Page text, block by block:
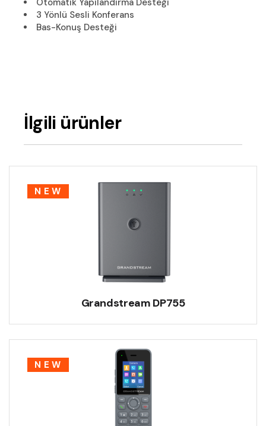
3 Yönlü Sesli Konferans
Bas-Konuş Desteği
İlgili ürünler
NEW
Grandstream DP755
NEW